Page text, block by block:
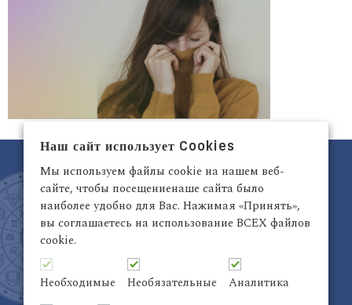
Латвия, Рига,
Электронный адрес:
info@astrodata.lv
ASTRODATA Copyrite © 2021 | Designed by
Наш сайт использует Cookies
Мы используем файлы cookie на нашем веб-
сайте, чтобы посещениенаше сайта было
наиболее удобно для Вас. Нажимая «Принять»,
вы соглашаетесь на использование ВСЕХ файлов
cookie.
Необходимые Необязательные Аналитика